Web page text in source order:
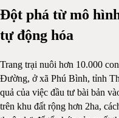
Đột phá từ mô
tự động hóa
Trang trại nuôi hơn 10.000
Đường, ở xã Phú Bình, tỉnh
quả của việc đầu tư bài bản
trên khu đất rộng hơn 2ha,